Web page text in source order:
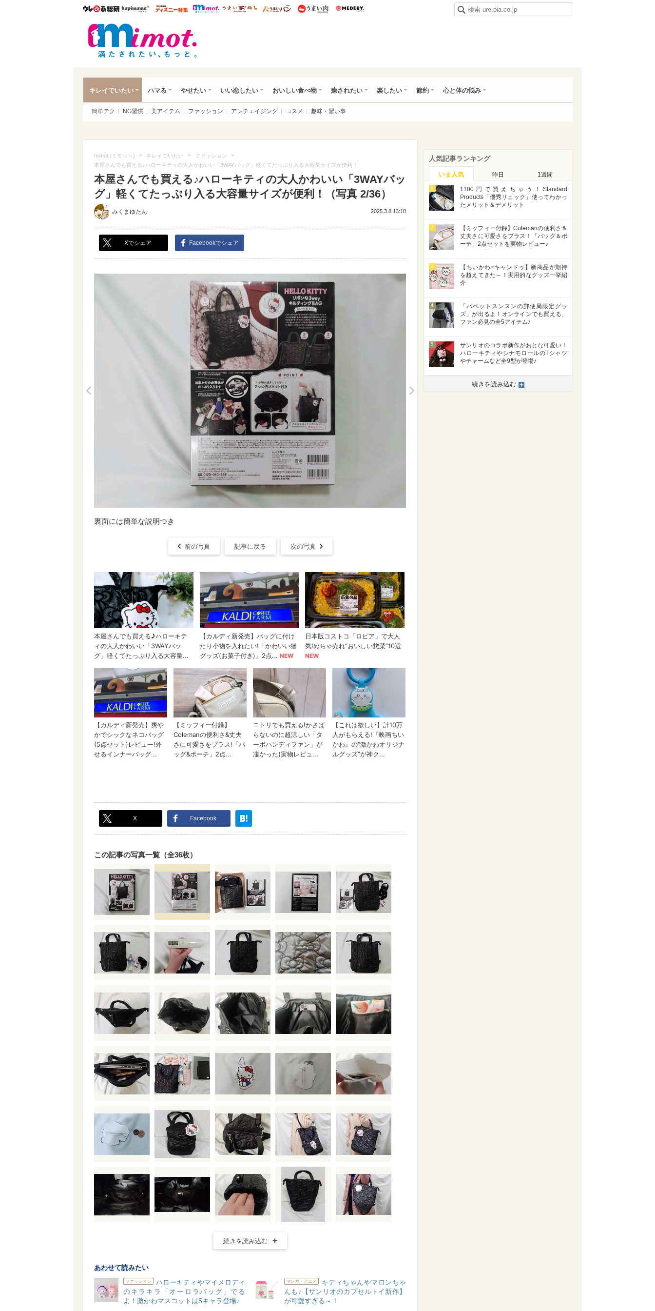
ウレぴあ総研ハピママ* ウレぴあ総研 ディズニー特集
mimot. うまいめし うまいパン うまい肉
キレイでいたい ハマる やせたい いい恋したい おいしい食べ物 癒されたい 楽したい 節約 心と体の悩み
簡単テク NG習慣 美アイテム ファッション アンチエイジング コスメ 趣味・習い事
mimot.(ミモット) > キレイでいたい > ファッション >
本屋さんでも買える♪ハローキティの大人かわいい「3WAYバッグ」軽くてたっぷり入る大容量サイズが便利！
本屋さんでも買える♪ハローキティの大人かわいい「3WAYバッ
グ」軽くてたっぷり入る大容量サイズが便利！（写真 2/36）
みくまゆたん 2025.3.8 13:18
Xでシェア Facebookでシェア
裏面には簡単な説明つき
前の写真 記事に戻る 次の写真
X Facebook
この記事の写真一覧（全36枚）
続きを読み込む
あわせて読みたい
ファッション
ハローキティやマイメロディ
のキラキラ「オーロラバッグ」でる
よ！激かわマスコットは5キャラ登場♪
マンガ・アニメ
キティちゃんやマロンちゃ
んも♪【サンリオのカプセルトイ新作】
が可愛すぎる～！
人気記事ランキング
いま人気 昨日 1週間
1
1100円で買えちゃう！Standard
Products「優秀リュック」使ってわかっ
たメリット＆デメリット
2
【ミッフィー付録】Colemanの便利さ＆
丈夫さに可愛さをプラス！「バッグ＆ポ
ーチ」2点セットを実物レビュー♪
3
【ちいかわ×キャンドゥ】新商品が期待
を超えてきた～！実用的なグッズ一挙紹
介
4
「パペットスンスンの郵便局限定グッ
ズ」が出るよ！オンラインでも買える、
ファン必見の全5アイテム♪
5
サンリオのコラボ新作がおとな可愛い！
ハローキティやシナモロールのTシャツ
やチャームなど全9型が登場♪
続きを読み込む